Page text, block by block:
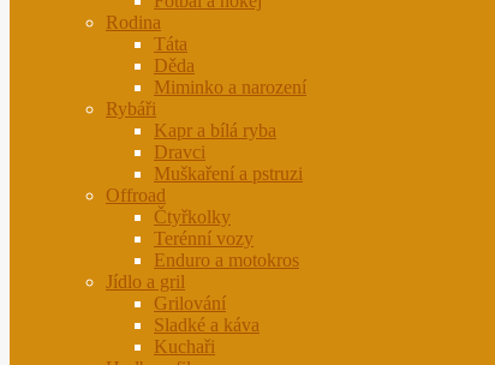
Rodina
Táta
Děda
Miminko a narození
Rybáři
Kapr a bílá ryba
Dravci
Muškaření a pstruzi
Offroad
Čtyřkolky
Terénní vozy
Enduro a motokros
Jídlo a gril
Grilování
Sladké a káva
Kuchaři